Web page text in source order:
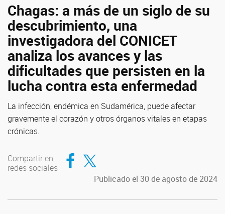
Chagas: a más de un siglo de su
descubrimiento, una
investigadora del CONICET
analiza los avances y las
dificultades que persisten en la
lucha contra esta enfermedad
La infección, endémica en Sudamérica, puede afectar
gravemente el corazón y otros órganos vitales en etapas
crónicas.
Compartir en
redes sociales
Compartir en Facebook
Compartir en Twitter
Publicado el 30 de agosto de 2024